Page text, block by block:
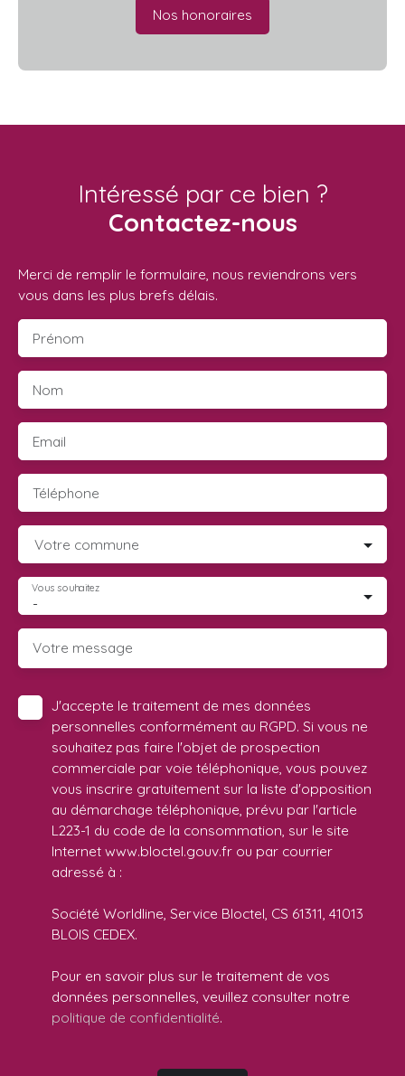
Nos honoraires
Intéressé par ce bien ?
Contactez-nous
Merci de remplir le formulaire, nous reviendrons vers
vous dans les plus brefs délais.
Prénom
Nom
Email
Téléphone
Votre commune
-
Vous souhaitez
Votre message
J'accepte le traitement de mes données
personnelles conformément au RGPD. Si vous ne
souhaitez pas faire l'objet de prospection
commerciale par voie téléphonique, vous pouvez
vous inscrire gratuitement sur la liste d'opposition
au démarchage téléphonique, prévu par l'article
L223-1 du code de la consommation, sur le site
Internet www.bloctel.gouv.fr ou par courrier
adressé à :
Société Worldline, Service Bloctel, CS 61311, 41013
BLOIS CEDEX.
Pour en savoir plus sur le traitement de vos
données personnelles, veuillez consulter notre
politique de confidentialité.